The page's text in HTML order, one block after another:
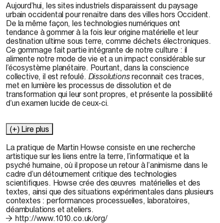
Aujourd’hui, les sites industriels disparaissent du paysage
urbain occidental pour renaitre dans des villes hors Occident.
De la même façon, les technologies numériques ont
tendance à gommer à la fois leur origine matérielle et leur
destination ultime sous terre, comme déchets électroniques.
Ce gommage fait partie intégrante de notre culture : il
alimente notre mode de vie et a un impact considérable sur
l’écosystème planétaire. Pourtant, dans la conscience
collective, il est refoulé. Dissolutionsreconnait ces traces,
met en lumière les processus de dissolution et de
transformation qui leur sont propres, et présente la possibilité
d’un examen lucide de ceux-ci.
(+) Lire plus
La pratique de Martin Howseconsiste en une recherche
artistique sur les liens entre la terre, l’informatique et la
psyché humaine, où il propose un retour à l’animisme dans le
cadre d’un détournement critique des technologies
scientifiques. Howse crée des œuvres matérielles et des
textes, ainsi que des situations expérimentales dans plusieurs
contextes : performances processuelles, laboratoires,
déambulations et ateliers.
http://www.1010.co.uk/org/